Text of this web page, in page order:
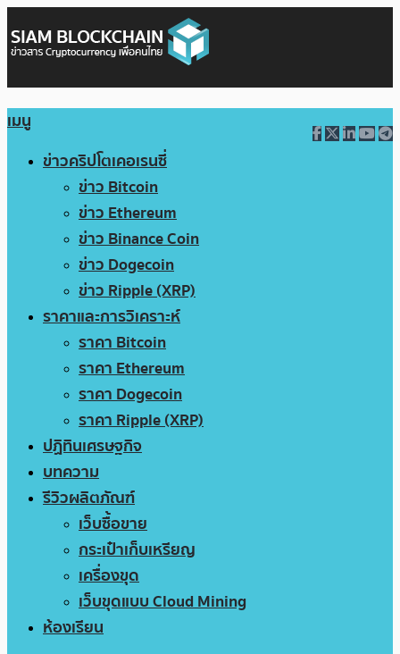
เมนู
ข่าวคริปโตเคอเรนซี่
ข่าว Bitcoin
ข่าว Ethereum
ข่าว Binance Coin
ข่าว Dogecoin
ข่าว Ripple (XRP)
ราคาและการวิเคราะห์
ราคา Bitcoin
ราคา Ethereum
ราคา Dogecoin
ราคา Ripple (XRP)
ปฏิทินเศรษฐกิจ
บทความ
รีวิวผลิตภัณฑ์
เว็บซื้อขาย
กระเป๋าเก็บเหรียญ
เครื่องขุด
เว็บขุดแบบ Cloud Mining
ห้องเรียน